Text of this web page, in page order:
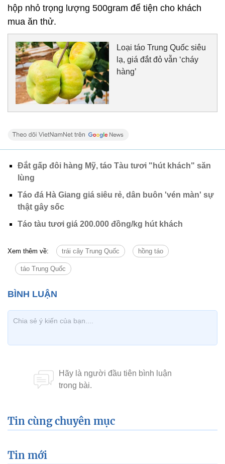
hộp nhỏ trọng lượng 500gram để tiện cho khách
mua ăn thử.
Loại táo Trung Quốc siêu
lạ, giá đắt đỏ vẫn ‘cháy
hàng’
Đắt gấp đôi hàng Mỹ, táo Tàu tươi "hút khách" săn
lùng
Táo đá Hà Giang giá siêu rẻ, dân buôn 'vén màn' sự
thật gây sốc
Táo tàu tươi giá 200.000 đồng/kg hút khách
Xem thêm về: trái cây Trung Quốc hồng táo
táo Trung Quốc
Tin cùng chuyên mục
Tin mới